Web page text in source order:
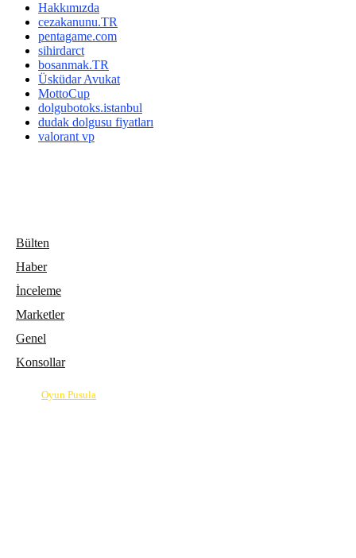
Hakkımızda
cezakanunu.TR
pentagame.com
sihirdarct
bosanmak.TR
Üsküdar Avukat
MottoCup
dolgubotoks.istanbul
dudak dolgusu fiyatları
valorant vp
Bülten
Haber
İnceleme
Marketler
Genel
Konsollar
Oyun Pusula